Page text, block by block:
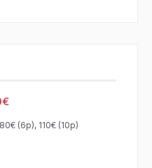
(6p), 110€ (10p)